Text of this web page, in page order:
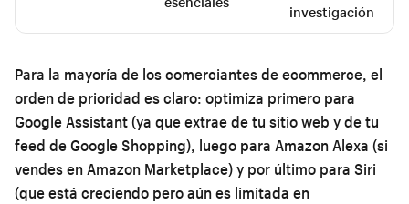
investigación
Para la mayoría de los comerciantes de ecommerce, el
orden de prioridad es claro: optimiza primero para
Google Assistant (ya que extrae de tu sitio web y de tu
feed de Google Shopping), luego para Amazon Alexa (si
vendes en Amazon Marketplace) y por último para Siri
(que está creciendo pero aún es limitada en